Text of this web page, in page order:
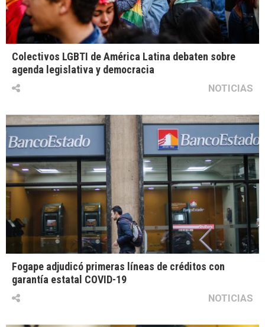
Colectivos LGBTI de América Latina debaten sobre
agenda legislativa y democracia
NOTICIAS
Fogape adjudicó primeras líneas de créditos con
garantía estatal COVID-19
NOTICIAS